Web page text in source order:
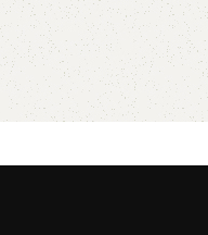
دست ساز مناسب برای
استفاده در تزئین محیط
جهت نگهداری از چای
شکلات، آبنبات، گز
قابل استفاده در محیط
، کافی شاپ ها و مناسب
به زیور آلات و لوازم ریز
ها برای پذیرایی در
می نمایند به شما